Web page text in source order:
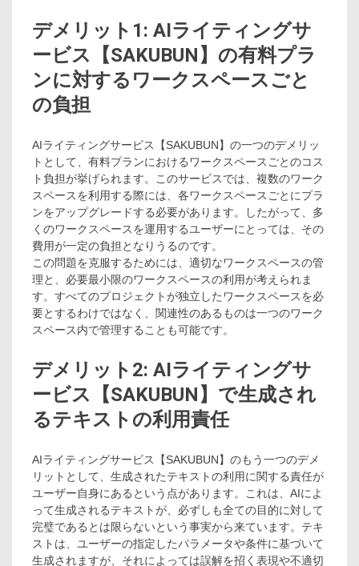
デメリット1: AIライティングサ
ービス【SAKUBUN】の有料プラ
ンに対するワークスペースごと
の負担
AIライティングサービス【SAKUBUN】の一つのデメリッ
トとして、有料プランにおけるワークスペースごとのコス
ト負担が挙げられます。このサービスでは、複数のワーク
スペースを利用する際には、各ワークスペースごとにプラ
ンをアップグレードする必要があります。したがって、多
くのワークスペースを運用するユーザーにとっては、その
費用が一定の負担となりうるのです。
この問題を克服するためには、適切なワークスペースの管
理と、必要最小限のワークスペースの利用が考えられま
す。すべてのプロジェクトが独立したワークスペースを必
要とするわけではなく、関連性のあるものは一つのワーク
スペース内で管理することも可能です。
デメリット2: AIライティングサ
ービス【SAKUBUN】で生成され
るテキストの利用責任
AIライティングサービス【SAKUBUN】のもう一つのデメ
リットとして、生成されたテキストの利用に関する責任が
ユーザー自身にあるという点があります。これは、AIによ
って生成されるテキストが、必ずしも全ての目的に対して
完璧であるとは限らないという事実から来ています。テキ
ストは、ユーザーの指定したパラメータや条件に基づいて
生成されますが、それによっては誤解を招く表現や不適切